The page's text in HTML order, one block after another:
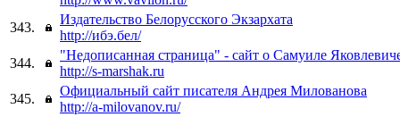
343.
Издательство Белорусского Экзархата
http://ибэ.бел/
344.
"Недописанная страница" - сайт о Самуиле
http://s-marshak.ru
345.
Официальный сайт писателя Андрея Милованова
http://a-milovanov.ru/